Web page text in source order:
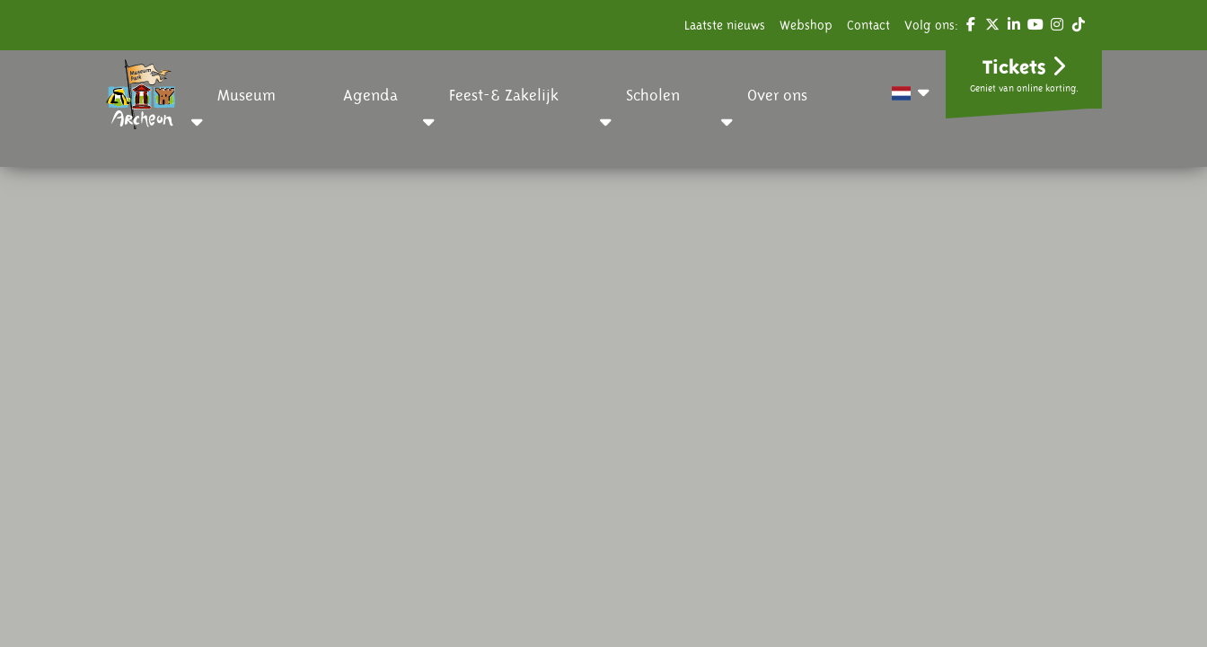
Laatste nieuws Webshop Contact Volg ons:
Museum Agenda Feest-& Zakelijk Scholen Over ons
Tickets
Geniet van online korting.